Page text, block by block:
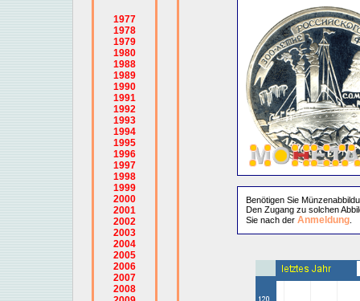
1977
1978
1979
1980
1988
1989
1990
1991
1992
1993
1994
1995
1996
1997
1998
1999
2000
2001
2002
2003
2004
2005
2006
2007
2008
Benötigen Sie
Den Zugang zu solchen
Sie nach der Anmeldung.